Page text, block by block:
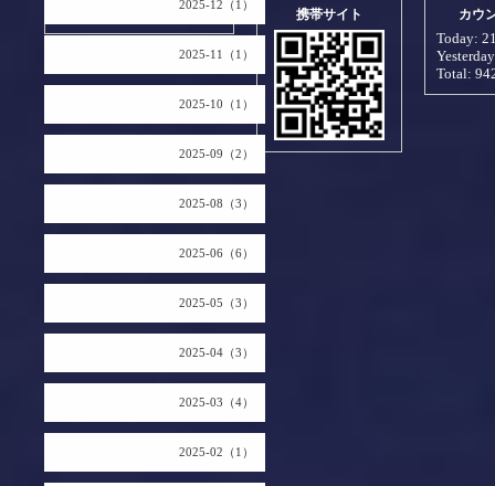
2025-12（1）
2025-11（1）
2025-10（1）
2025-09（2）
2025-08（3）
2025-06（6）
2025-05（3）
2025-04（3）
2025-03（4）
2025-02（1）
2026.08.07 Friday 携帯サイト カウ
Today:
Total: